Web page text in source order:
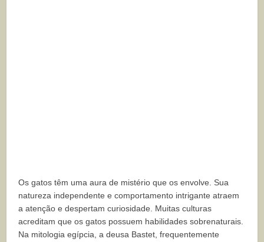
Os gatos têm uma aura de mistério que os envolve. Sua
natureza independente e comportamento intrigante atraem
a atenção e despertam curiosidade. Muitas culturas
acreditam que os gatos possuem habilidades sobrenaturais.
Na mitologia egípcia, a deusa Bastet, frequentemente